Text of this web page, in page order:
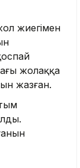
жиегімен
жолаққа
жазған.